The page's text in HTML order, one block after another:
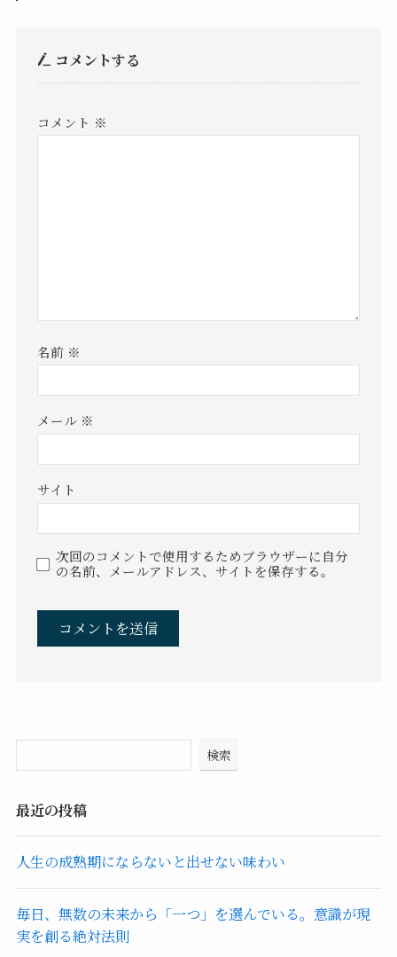
コメントする
コメント ※
名前 ※
メール ※
サイト
次回のコメントで使用するためブラウザーに自分
の名前、メールアドレス、サイトを保存する。
検索
最近の投稿
人生の成熟期にならないと出せない味わい
毎日、無数の未来から「一つ」を選んでいる。意識が現
実を創る絶対法則